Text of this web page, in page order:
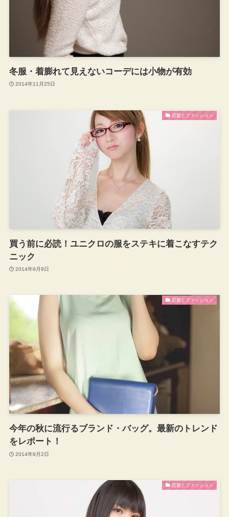
冬服・着膨れて見えないコーデには小物が有効
2014年11月25日
恋愛とファッション
買う前に必読！ユニクロの服をステキに着こなすテク
ニック
2014年9月9日
恋愛とファッション
今年の秋に流行るブランド・バッグ。最新のトレンド
をレポート！
2014年9月2日
恋愛とファッション